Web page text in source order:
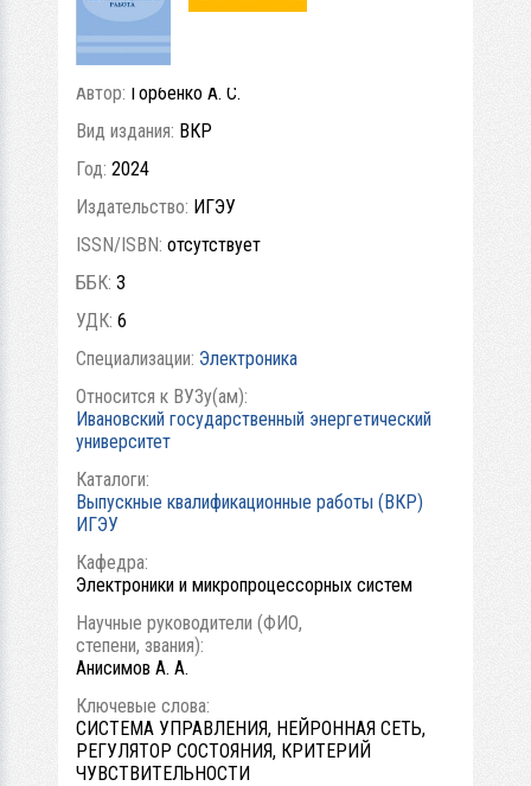
Автор: Горбенко А. С.
Вид издания: ВКР
Год: 2024
Издательство: ИГЭУ
ISSN/ISBN: отсутствует
ББК: 3
УДК: 6
Специализации: Электроника
Относится к ВУЗу(ам):
Ивановский государственный энергетический
университет
Каталоги:
Выпускные квалификационные работы (ВКР)
ИГЭУ
Кафедра:
Электроники и микропроцессорных систем
Научные руководители (ФИО,
степени, звания):
Анисимов А. А.
Ключевые слова:
СИСТЕМА УПРАВЛЕНИЯ, НЕЙРОННАЯ СЕТЬ,
РЕГУЛЯТОР СОСТОЯНИЯ, КРИТЕРИЙ
ЧУВСТВИТЕЛЬНОСТИ